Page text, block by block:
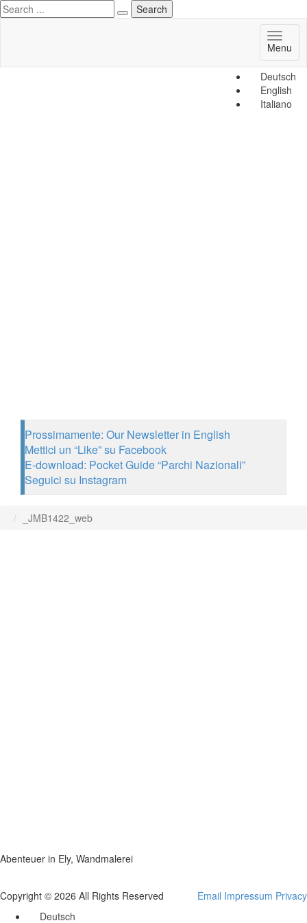
Deutsch
English
Italiano
Menu
Prossimamente: Our Newsletter in English
Mettici un “Like” su Facebook
E-download: Pocket Guide “Parchi Nazionali”
Seguici su Instagram
_JMB1422_web
Abenteuer in Ely, Wandmalerei
Copyright © 2026 All Rights Reserved Email Impressum Privacy
Deutsch